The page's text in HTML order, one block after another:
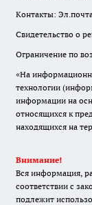
Контакты:
Свидетельство о
Ограничение по
«На
технологии
информации на
относящихся к
находящихся на
Внимание!
Вся информация,
соответствии с
подлежит